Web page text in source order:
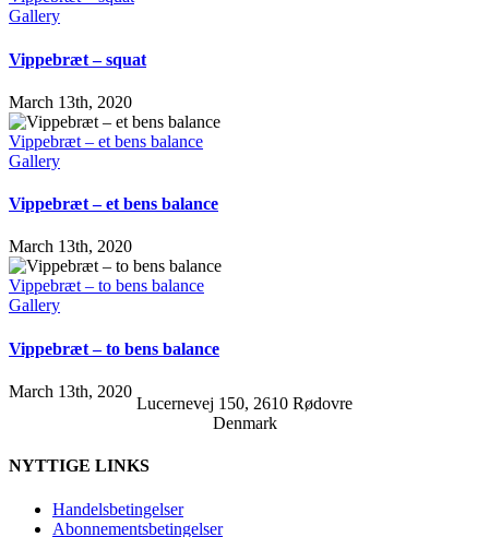
Gallery
Vippebræt – squat
March 13th, 2020
Vippebræt – et bens balance
Gallery
Vippebræt – et bens balance
March 13th, 2020
Vippebræt – to bens balance
Gallery
Vippebræt – to bens balance
March 13th, 2020
Lucernevej 150, 2610 Rødovre
Denmark
NYTTIGE LINKS
Handelsbetingelser
Abonnementsbetingelser